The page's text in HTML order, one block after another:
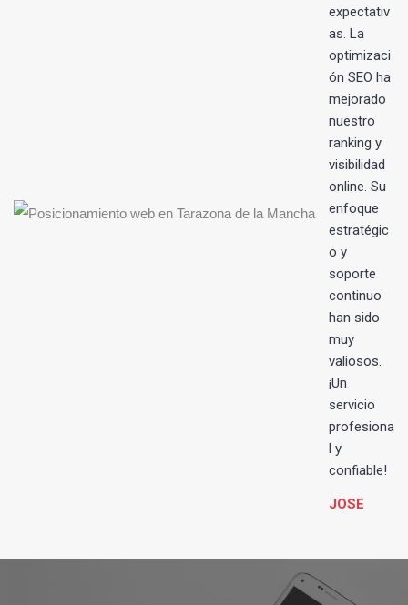
expectativ
as. La
optimizaci
ón SEO ha
mejorado
nuestro
ranking y
visibilidad
online. Su
enfoque
estratégic
o y
soporte
continuo
han sido
muy
valiosos.
¡Un
servicio
profesiona
l y
confiable!
JOSE